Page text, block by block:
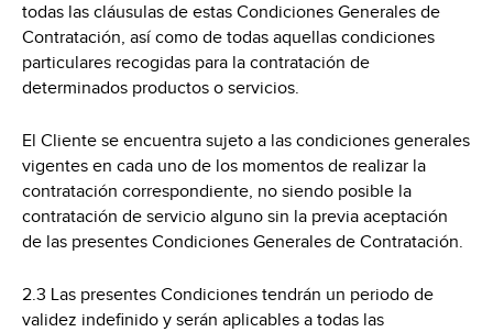
todas las cláusulas de estas Condiciones Generales de
Contratación, así como de todas aquellas condiciones
particulares recogidas para la contratación de
determinados productos o servicios.
El Cliente se encuentra sujeto a las condiciones generales
vigentes en cada uno de los momentos de realizar la
contratación correspondiente, no siendo posible la
contratación de servicio alguno sin la previa aceptación
de las presentes Condiciones Generales de Contratación.
2.3 Las presentes Condiciones tendrán un periodo de
validez indefinido y serán aplicables a todas las